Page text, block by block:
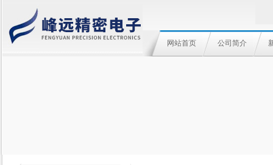
网站首页 公司简介